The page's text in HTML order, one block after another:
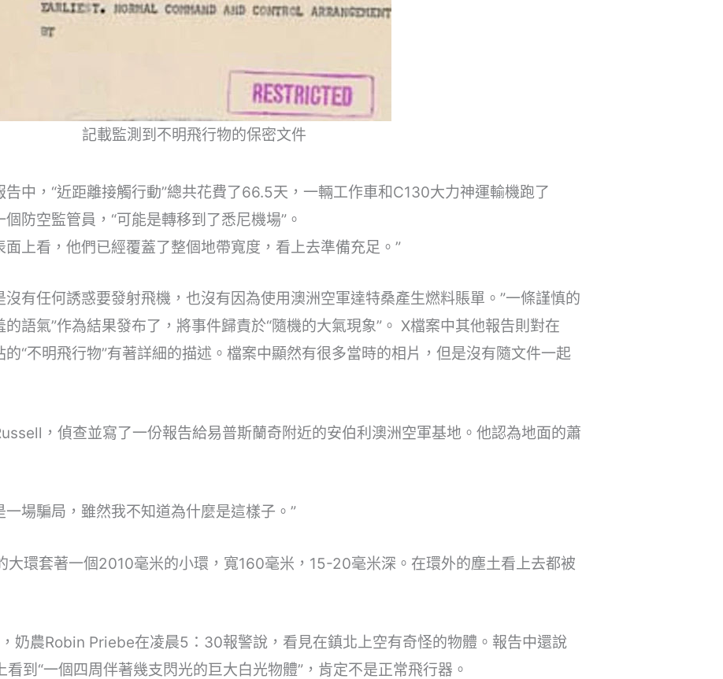
記載監測到不明飛行物的保密文件
中，“近距離接觸行動”總共花費了66.5天，一輛工作車和C130大力神運輸機跑了
防空監管員，“可能是轉移到了悉尼機場”。
上看，他們已經覆蓋了整個地帶寬度，看上去準備充足。”
有任何誘惑要發射飛機，也沒有因為使用澳洲空軍達特桑產生燃料賬單。”一條謹慎的
語氣”作為結果發布了，將事件歸責於“隨機的大氣現象”。 X檔案中其他報告則對在
“不明飛行物”有著詳細的描述。檔案中顯然有很多當時的相片，但是沒有隨文件一起
，偵查並寫了一份報告給易普斯蘭奇附近的安伯利澳洲空軍基地。他認為地面的蕭
場騙局，雖然我不知道為什麼是這樣子。”
環套著一個2010毫米的小環，寬160毫米，15-20毫米深。在環外的塵土看上去都被
奶農Robin Priebe在凌晨5：30報警說，看見在鎮北上空有奇怪的物體。報告中還說
到“一個四周伴著幾支閃光的巨大白光物體”，肯定不是正常飛行器。